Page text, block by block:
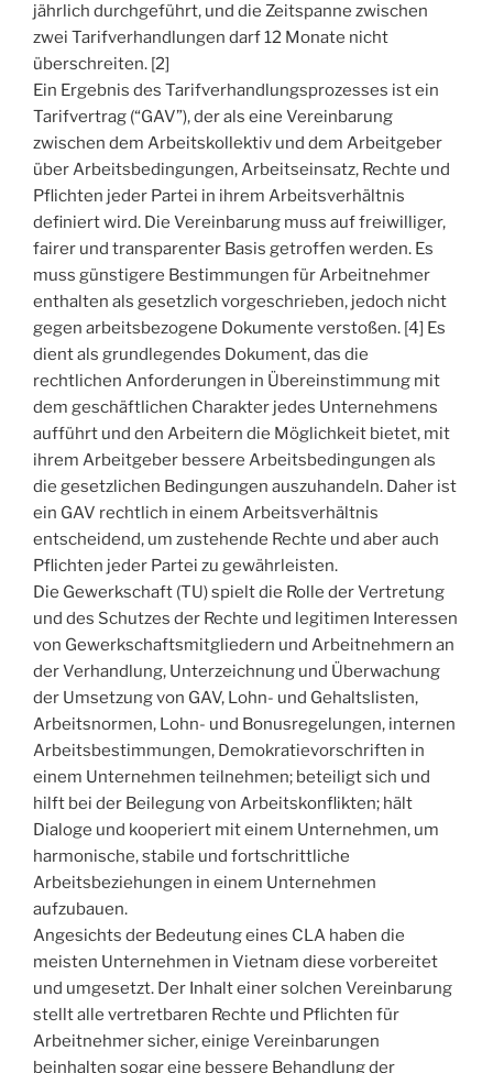
jährlich durchgeführt, und die Zeitspanne zwischen
zwei Tarifverhandlungen darf 12 Monate nicht
überschreiten. [2]
Ein Ergebnis des Tarifverhandlungsprozesses ist ein
Tarifvertrag (“GAV”), der als eine Vereinbarung
zwischen dem Arbeitskollektiv und dem Arbeitgeber
über Arbeitsbedingungen, Arbeitseinsatz, Rechte und
Pflichten jeder Partei in ihrem Arbeitsverhältnis
definiert wird. Die Vereinbarung muss auf freiwilliger,
fairer und transparenter Basis getroffen werden. Es
muss günstigere Bestimmungen für Arbeitnehmer
enthalten als gesetzlich vorgeschrieben, jedoch nicht
gegen arbeitsbezogene Dokumente verstoßen. [4] Es
dient als grundlegendes Dokument, das die
rechtlichen Anforderungen in Übereinstimmung mit
dem geschäftlichen Charakter jedes Unternehmens
aufführt und den Arbeitern die Möglichkeit bietet, mit
ihrem Arbeitgeber bessere Arbeitsbedingungen als
die gesetzlichen Bedingungen auszuhandeln. Daher ist
ein GAV rechtlich in einem Arbeitsverhältnis
entscheidend, um zustehende Rechte und aber auch
Pflichten jeder Partei zu gewährleisten.
Die Gewerkschaft (TU) spielt die Rolle der Vertretung
und des Schutzes der Rechte und legitimen Interessen
von Gewerkschaftsmitgliedern und Arbeitnehmern an
der Verhandlung, Unterzeichnung und Überwachung
der Umsetzung von GAV, Lohn- und Gehaltslisten,
Arbeitsnormen, Lohn- und Bonusregelungen, internen
Arbeitsbestimmungen, Demokratievorschriften in
einem Unternehmen teilnehmen; beteiligt sich und
hilft bei der Beilegung von Arbeitskonflikten; hält
Dialoge und kooperiert mit einem Unternehmen, um
harmonische, stabile und fortschrittliche
Arbeitsbeziehungen in einem Unternehmen
aufzubauen.
Angesichts der Bedeutung eines CLA haben die
meisten Unternehmen in Vietnam diese vorbereitet
und umgesetzt. Der Inhalt einer solchen Vereinbarung
stellt alle vertretbaren Rechte und Pflichten für
Arbeitnehmer sicher, einige Vereinbarungen
beinhalten sogar eine bessere Behandlung der